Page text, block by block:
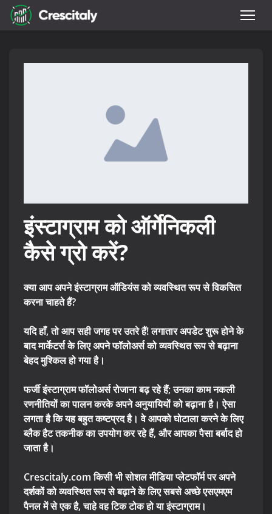
इंस्टाग्राम को ऑर्गेनिकली
कैसे ग्रो करें?
क्या आप अपने इंस्टाग्राम ऑडियंस को व्यवस्थित रूप से विकसित
करना चाहते हैं?
यदि हाँ, तो आप सही जगह पर उतरे हैं! लगातार अपडेट शुरू होने के
बाद मार्केटर्स के लिए अपने फॉलोअर्स को व्यवस्थित रूप से बढ़ाना
बेहद मुश्किल हो गया है।
फर्जी इंस्टाग्राम फॉलोअर्स रोजाना बढ़ रहे हैं; उनका काम नकली
रणनीतियों का पालन करके अपने अनुयायियों को बढ़ाना है। ऐसा
लगता है कि यह बहुत कष्टप्रद है। वे आपको घोटाला करने के लिए
ब्लैक हैट तकनीक का उपयोग कर रहे हैं, और आपका पैसा बर्बाद हो
जाता है।
Crescitaly.com किसी भी सोशल मीडिया प्लेटफॉर्म पर अपने
दर्शकों को व्यवस्थित रूप से बढ़ाने के लिए सबसे अच्छे एसएमएम
पैनल में से एक है, चाहे वह टिक टोक हो या इंस्टाग्राम।